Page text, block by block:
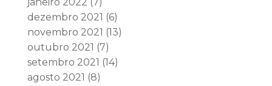
dezembro 2021 (6)
novembro 2021 (13)
outubro 2021 (7)
setembro 2021 (14)
agosto 2021 (8)